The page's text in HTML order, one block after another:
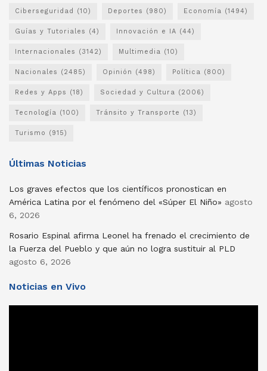
Ciberseguridad (10) Deportes (980) Economía (1494)
Guías y Tutoriales (4) Innovación e IA (44)
Internacionales (3142) Multimedia (10)
Nacionales (2485) Opinión (498) Política (800)
Redes y Apps (18) Sociedad y Cultura (2006)
Tecnología (100) Tránsito y Transporte (13)
Turismo (915)
Últimas Noticias
Los graves efectos que los científicos pronostican en
América Latina por el fenómeno del «Súper El Niño» agosto
6, 2026
Rosario Espinal afirma Leonel ha frenado el crecimiento de
la Fuerza del Pueblo y que aún no logra sustituir al PLD
agosto 6, 2026
Noticias en Vivo